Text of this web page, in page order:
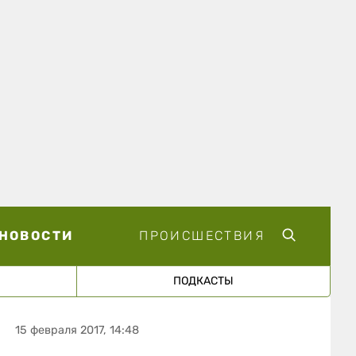
ПРОИСШЕСТВИЯ
ПОДКАСТЫ
15 февраля 2017, 14:48